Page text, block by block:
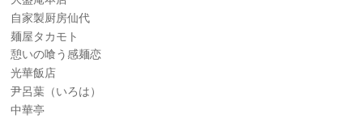
自家製厨房仙代
麺屋タカモト
憩いの喰う感麺恋
光華飯店
尹呂葉（いろは）
中華亭